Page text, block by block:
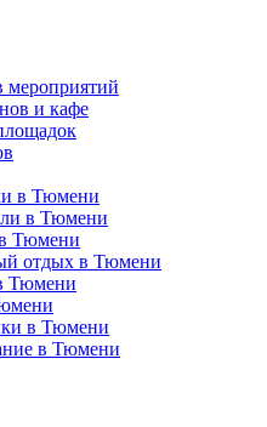
мероприятий
и кафе
в Тюмени
в Тюмени
Тюмени
отдых в Тюмени
Тюмени
в Тюмени
в Тюмени